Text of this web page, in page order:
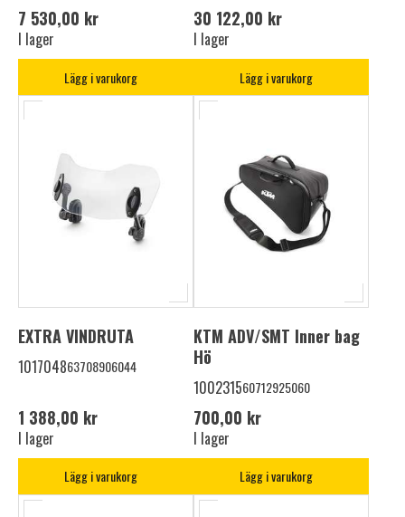
7 530,00 kr
I lager
Lägg i varukorg
30 122,00 kr
I lager
Lägg i varukorg
EXTRA VINDRUTA
101704863708906044
1 388,00 kr
I lager
Lägg i varukorg
KTM ADV/SMT Inner bag
Hö
100231560712925060
700,00 kr
I lager
Lägg i varukorg